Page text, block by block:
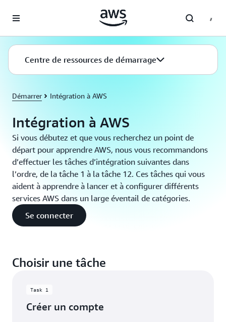
Centre de ressources de démarrage
Démarrer Intégration à AWS
Intégration à AWS
Si vous débutez et que vous recherchez un point de
départ pour apprendre AWS, nous vous recommandons
d’effectuer les tâches d’intégration suivantes dans
l’ordre, de la tâche 1 à la tâche 12. Ces tâches qui vous
aident à apprendre à lancer et à configurer différents
services AWS dans un large éventail de catégories.
Se connecter
Choisir une tâche
Task 1
Créer un compte